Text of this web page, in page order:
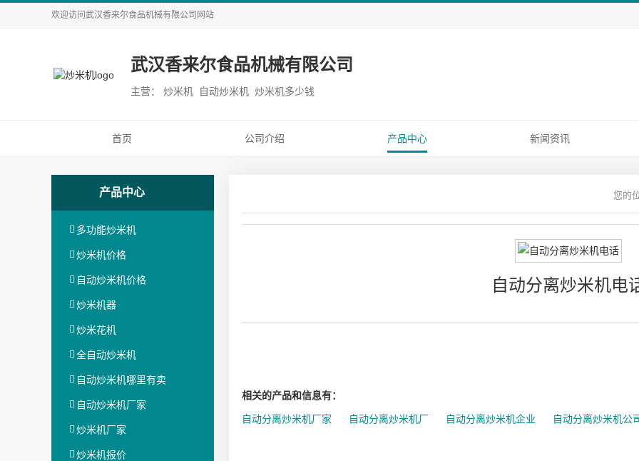
欢迎访问 武汉香来尔食品机械有限公司 网站
武汉香来尔食品机械有限公司
主营： 炒米机 自动炒米机 炒米机多少钱
首页 公司介绍 产品中心 新闻资讯
产品中心
多功能炒米机
炒米机价格
自动炒米机价格
炒米机器
炒米花机
全自动炒米机
自动炒米机哪里有卖
自动炒米机厂家
炒米机厂家
炒米机报价
自动分离炒米机电
相关的产品和信息有：
自动分离炒米机厂家 自动分离炒米机厂 自动分离炒米机企业 自动分离炒米机公